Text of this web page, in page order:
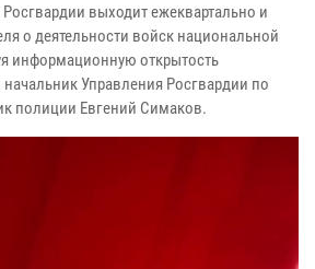
выходит ежеквартально и
о деятельности войск национальной
информационную открытость
Управления Росгвардии по
полиции Евгений Симаков.